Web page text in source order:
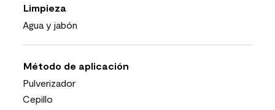
Limpieza
Agua y jabón
Método de aplicación
Pulverizador
Cepillo